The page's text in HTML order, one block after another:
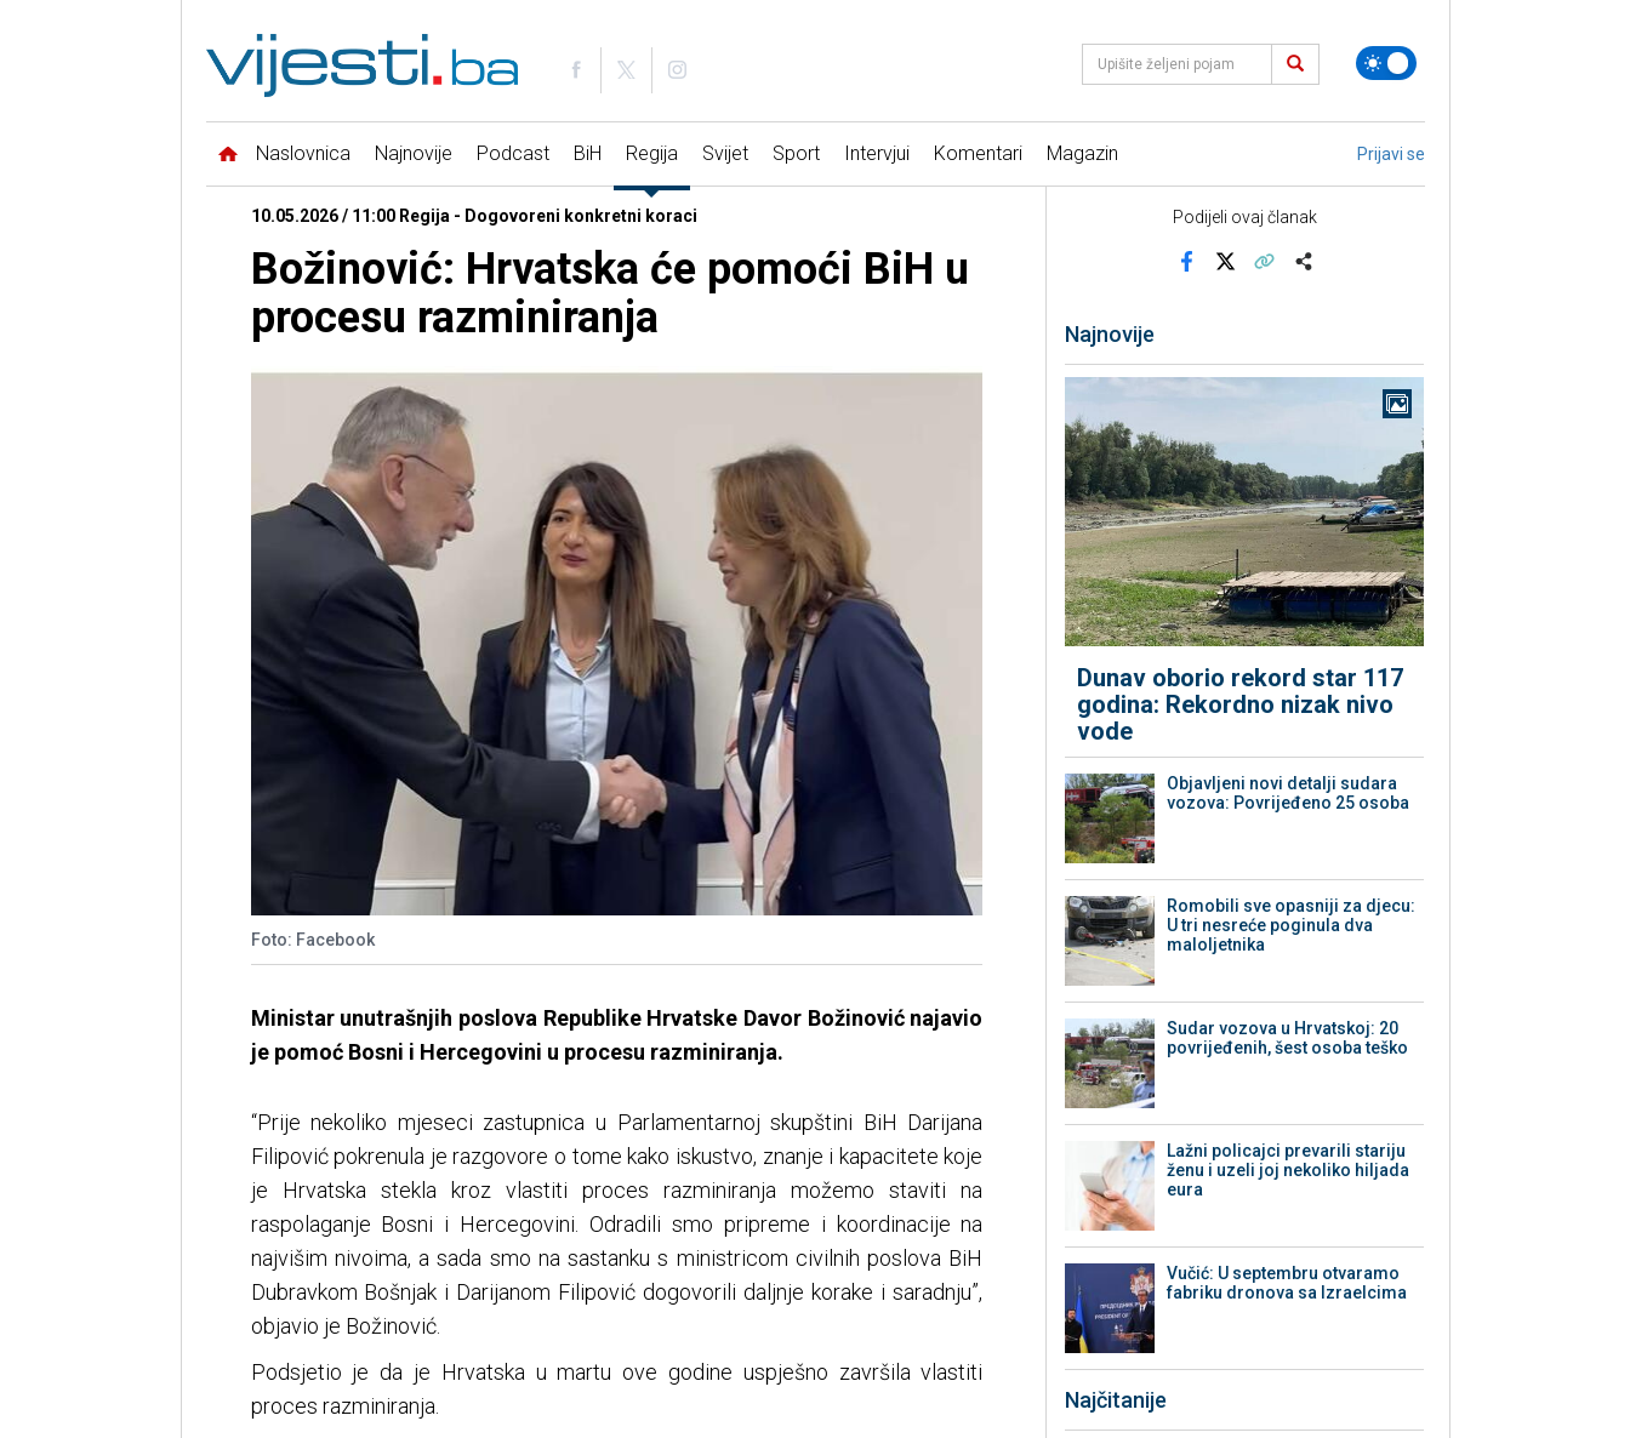
Naslovnica Najnovije Podcast BiH Regija Svijet Sport Intervjui Komentari Magazin Prijavi se
10.05.2026 / 11:00 Regija - Dogovoreni konkretni koraci
Božinović: Hrvatska će pomoći BiH u
procesu razminiranja
Foto: Facebook
Ministar unutrašnjih poslova Republike Hrvatske Davor Božinović najavio
je pomoć Bosni i Hercegovini u procesu razminiranja.
“Prije nekoliko mjeseci zastupnica u Parlamentarnoj skupštini BiH Darijana
Filipović pokrenula je razgovore o tome kako iskustvo, znanje i kapacitete koje
je Hrvatska stekla kroz vlastiti proces razminiranja možemo staviti na
raspolaganje Bosni i Hercegovini. Odradili smo pripreme i koordinacije na
najvišim nivoima, a sada smo na sastanku s ministricom civilnih poslova BiH
Dubravkom Bošnjak i Darijanom Filipović dogovorili daljnje korake i saradnju”,
objavio je Božinović.
Podsjetio je da je Hrvatska u martu ove godine uspješno završila vlastiti
proces razminiranja.
Podijeli ovaj članak
Najnovije
Dunav oborio rekord star 117
godina: Rekordno nizak nivo
vode
Objavljeni novi detalji sudara
vozova: Povrijeđeno 25 osoba
Romobili sve opasniji za djecu:
U tri nesreće poginula dva
maloljetnika
Sudar vozova u Hrvatskoj: 20
povrijeđenih, šest osoba teško
Lažni policajci prevarili stariju
ženu i uzeli joj nekoliko hiljada
eura
Vučić: U septembru otvaramo
fabriku dronova sa Izraelcima
Najčitanije